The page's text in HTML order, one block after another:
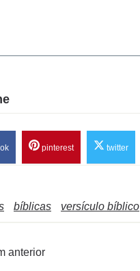
pinterest twitter
bíblicas versículo bíblico
anterior